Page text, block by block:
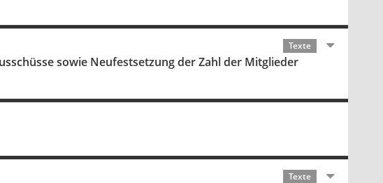
Texte
sowie Neufestsetzung der Zahl der Mitglieder
Texte